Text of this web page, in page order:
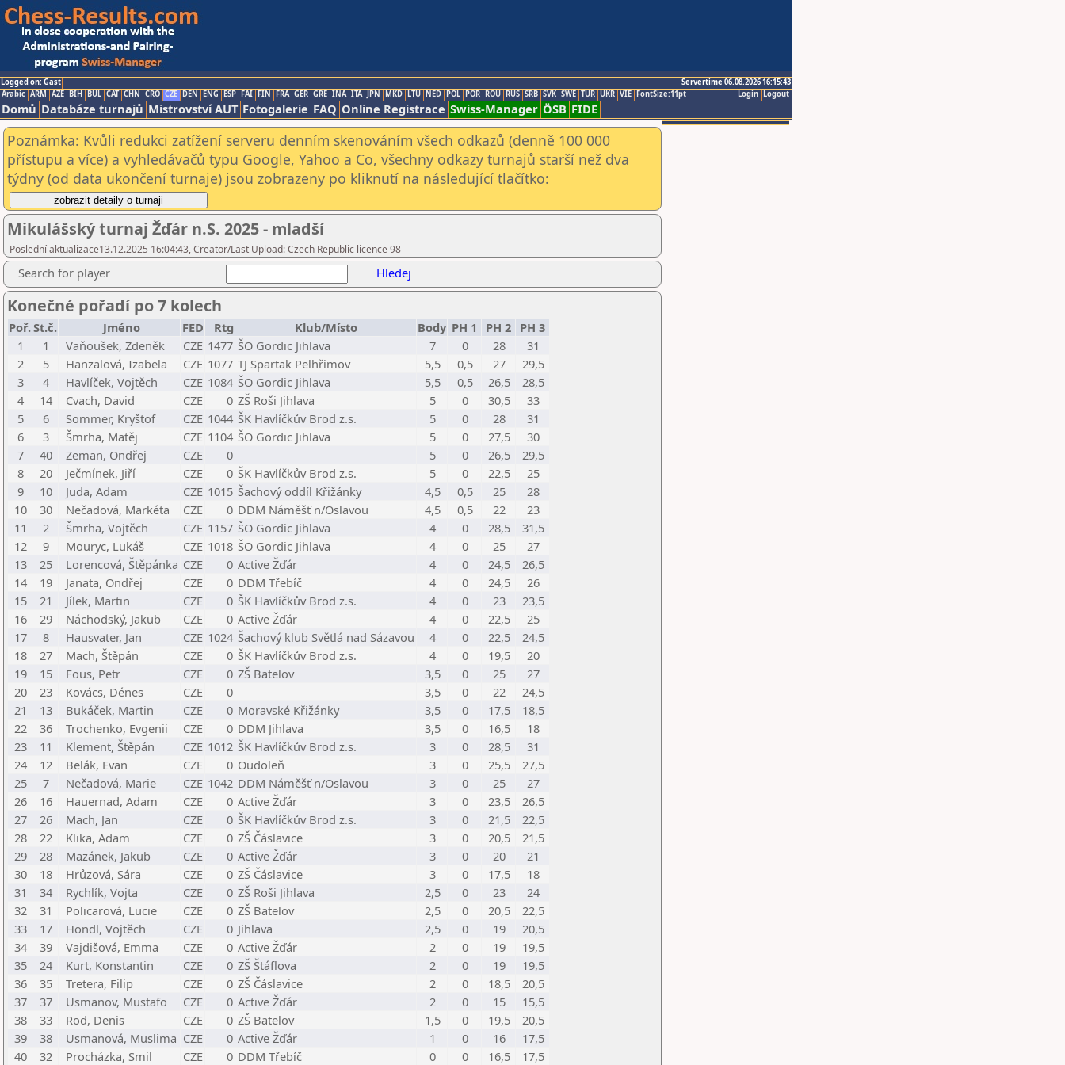
Logged on: Gast
Servertime 06.08.2026 16:15:43
Logout
Login
Arabic ARM AZE BIH BUL CAT CHN CRO CZE DEN ENG ESP FAI FIN FRA GER GRE INA ITA JPN MKD LTU NED POL POR ROU RUS SRB SVK SWE TUR UKR VIE FontSize:11pt
Domů Databáze turnajů Mistrovství AUT Fotogalerie FAQ Online Registrace Swiss-Manager ÖSB FIDE
Poznámka: Kvůli redukci zatížení serveru denním skenováním všech odkazů (denně 100 000
přístupu a více) a vyhledávačů typu Google, Yahoo a Co, všechny odkazy turnajů starší než dva
týdny (od data ukončení turnaje) jsou zobrazeny po kliknutí na následující tlačítko:
Mikulášský turnaj Žďár n.S. 2025 - mladší
Poslední aktualizace13.12.2025 16:04:43, Creator/Last Upload: Czech Republic licence 98
Search for player Hledej
Konečné pořadí po 7 kolech
Poř.St.č. Jméno FED Rtg Klub/Místo Body PH 1 PH 2 PH 3
1
1 Vaňoušek, Zdeněk CZE 1477 ŠO Gordic Jihlava 7 0 28
31
2
5 Hanzalová, Izabela CZE 1077 TJ Spartak Pelhřimov 5,5 0,5 27
29,5
3
4 Havlíček, Vojtěch CZE 1084 ŠO Gordic Jihlava 5,5 0,5 26,5
28,5
4
14 Cvach, David CZE 0 ZŠ Roši Jihlava 5 0 30,5
33
5
6 Sommer, Kryštof CZE 1044 ŠK Havlíčkův Brod z.s. 5 0 28
31
6
3 Šmrha, Matěj CZE 1104 ŠO Gordic Jihlava 5 0 27,5
30
7
40 Zeman, Ondřej CZE 0 5 0 26,5
29,5
8
20 Ječmínek, Jiří CZE 0 ŠK Havlíčkův Brod z.s. 5 0 22,5
25
9
10 Juda, Adam CZE 1015 Šachový oddíl Křižánky 4,5 0,5 25
28
10
30 Nečadová, Markéta CZE 0 DDM Náměšť n/Oslavou 4,5 0,5 22
23
11
2 Šmrha, Vojtěch CZE 1157 ŠO Gordic Jihlava 4 0 28,5
31,5
12
9 Mouryc, Lukáš CZE 1018 ŠO Gordic Jihlava 4 0 25
27
13
25 Lorencová, Štěpánka CZE 0 Active Žďár 4 0 24,5
26,5
14
19 Janata, Ondřej CZE 0 DDM Třebíč 4 0 24,5
26
15
21 Jílek, Martin CZE 0 ŠK Havlíčkův Brod z.s. 4 0 23
23,5
16
29 Náchodský, Jakub CZE 0 Active Žďár 4 0 22,5
25
17
8 Hausvater, Jan CZE 1024 Šachový klub Světlá nad Sázavou 4 0 22,5
24,5
18
27 Mach, Štěpán CZE 0 ŠK Havlíčkův Brod z.s. 4 0 19,5
20
19
15 Fous, Petr CZE 0 ZŠ Batelov 3,5 0 25
27
20
23 Kovács, Dénes CZE 0 3,5 0 22
24,5
21
13 Bukáček, Martin CZE 0 Moravské Křižánky 3,5 0 17,5
18,5
22
36 Trochenko, Evgenii CZE 0 DDM Jihlava 3,5 0 16,5
18
23
11 Klement, Štěpán CZE 1012 ŠK Havlíčkův Brod z.s. 3 0 28,5
31
24
12 Belák, Evan CZE 0 Oudoleň 3 0 25,5
27,5
25
7 Nečadová, Marie CZE 1042 DDM Náměšť n/Oslavou 3 0 25
27
26
16 Hauernad, Adam CZE 0 Active Žďár 3 0 23,5
26,5
27
26 Mach, Jan CZE 0 ŠK Havlíčkův Brod z.s. 3 0 21,5
22,5
28
22 Klika, Adam CZE 0 ZŠ Čáslavice 3 0 20,5
21,5
29
28 Mazánek, Jakub CZE 0 Active Žďár 3 0 20
21
30
18 Hrůzová, Sára CZE 0 ZŠ Čáslavice 3 0 17,5
18
31
34 Rychlík, Vojta CZE 0 ZŠ Roši Jihlava 2,5 0 23
24
32
31 Policarová, Lucie CZE 0 ZŠ Batelov 2,5 0 20,5
22,5
33
17 Hondl, Vojtěch CZE 0 Jihlava 2,5 0 19
20,5
34
39 Vajdišová, Emma CZE 0 Active Žďár 2 0 19
19,5
35
24 Kurt, Konstantin CZE 0 ZŠ Štáflova 2 0 19
19,5
36
35 Tretera, Filip CZE 0 ZŠ Čáslavice 2 0 18,5
20,5
37
37 Usmanov, Mustafo CZE 0 Active Žďár 2 0 15
15,5
38
33 Rod, Denis CZE 0 ZŠ Batelov 1,5 0 19,5
20,5
39
38 Usmanová, Muslima CZE 0 Active Žďár 1 0 16
17,5
40
32 Procházka, Smil CZE 0 DDM Třebíč 0 0 16,5 17,5